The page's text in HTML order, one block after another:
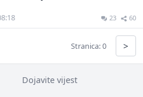
23 60
Stranica: 0 >
Dojavite vijest